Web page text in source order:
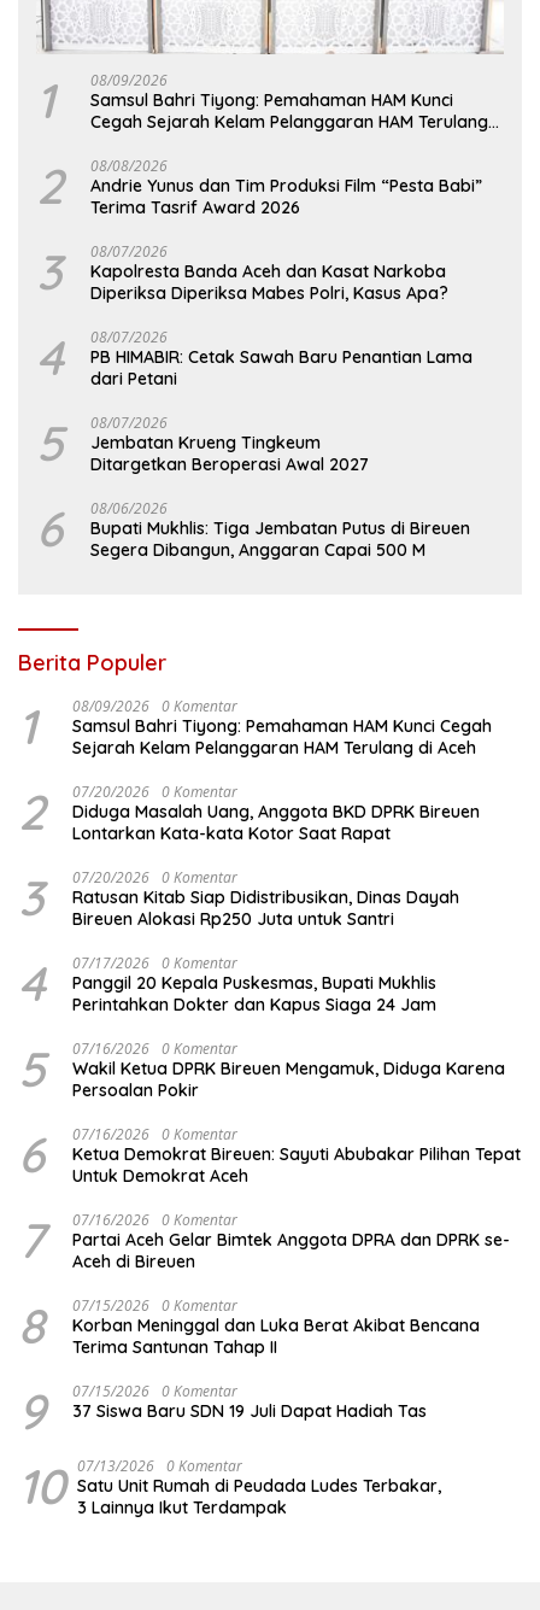
1 08/09/2026
Samsul Bahri Tiyong: Pemahaman HAM Kunci
Cegah Sejarah Kelam Pelanggaran HAM Terulang
2 08/08/2026
Andrie Yunus dan Tim Produksi Film “Pesta Babi”
Terima Tasrif Award 2026
3 08/07/2026
Kapolresta Banda Aceh dan Kasat Narkoba
Diperiksa Diperiksa Mabes Polri, Kasus Apa?
4 08/07/2026
PB HIMABIR: Cetak Sawah Baru Penantian Lama
dari Petani
5 08/07/2026
Jembatan Krueng Tingkeum
Ditargetkan Beroperasi Awal 2027
6 08/06/2026
Bupati Mukhlis: Tiga Jembatan Putus di Bireuen
Segera Dibangun, Anggaran Capai 500 M
Berita Populer
1 08/09/2026 0 Komentar
Samsul Bahri Tiyong: Pemahaman HAM Kunci Cegah
Sejarah Kelam Pelanggaran HAM Terulang di Aceh
2 07/20/2026 0 Komentar
Diduga Masalah Uang, Anggota BKD DPRK Bireuen
Lontarkan Kata-kata Kotor Saat Rapat
3 07/20/2026 0 Komentar
Ratusan Kitab Siap Didistribusikan, Dinas Dayah
Bireuen Alokasi Rp250 Juta untuk Santri
4 07/17/2026 0 Komentar
Panggil 20 Kepala Puskesmas, Bupati Mukhlis
Perintahkan Dokter dan Kapus Siaga 24 Jam
5 07/16/2026 0 Komentar
Wakil Ketua DPRK Bireuen Mengamuk, Diduga Karena
Persoalan Pokir
6 07/16/2026 0 Komentar
Ketua Demokrat Bireuen: Sayuti Abubakar Pilihan Tepat
Untuk Demokrat Aceh
7 07/16/2026 0 Komentar
Partai Aceh Gelar Bimtek Anggota DPRA dan DPRK se-
Aceh di Bireuen
8 07/15/2026 0 Komentar
Korban Meninggal dan Luka Berat Akibat Bencana
Terima Santunan Tahap II
9 07/15/2026 0 Komentar
37 Siswa Baru SDN 19 Juli Dapat Hadiah Tas
10 07/13/2026 0 Komentar
Satu Unit Rumah di Peudada Ludes Terbakar,
3 Lainnya Ikut Terdampak